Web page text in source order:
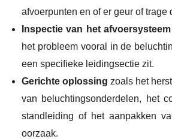
afvoerpunten en of er geur of trage
Inspectie van het afvoersysteem
het probleem vooral in de
een specifieke leidingsectie zit.
Gerichte oplossing zoals het
van beluchtingsonderdelen, het
standleiding of het aanpakken
oorzaak.